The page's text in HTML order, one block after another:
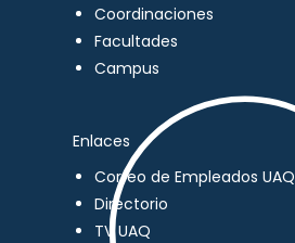
Coordinaciones
Facultades
Campus
Enlaces
Correo de Empleados UAQ
Directorio
TV UAQ